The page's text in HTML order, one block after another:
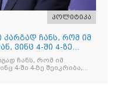
პოლიტიკა
კარგად ჩანს, რომ იმ
ვინც 4-ში 4-ზე
ჩანს, რომ იმ
4-ში 4-ზე შეიკრიბა,